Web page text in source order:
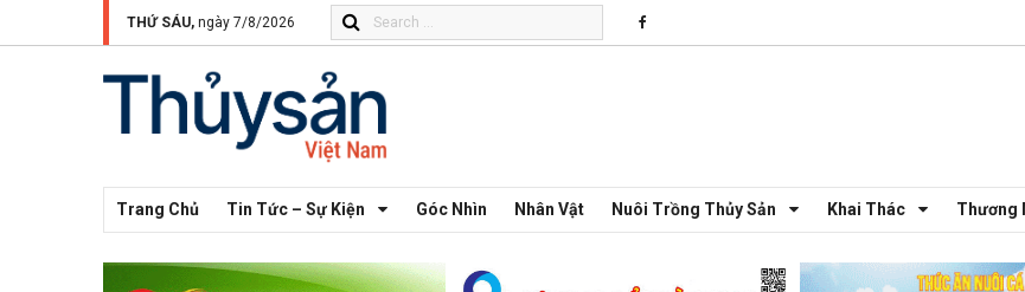
THỨ SÁU, ngày 7/8/2026
Trang Chủ Tin Tức – Sự Kiện Góc Nhìn Nhân Vật Nuôi Trồng Thủy Sản Khai Thác Thương